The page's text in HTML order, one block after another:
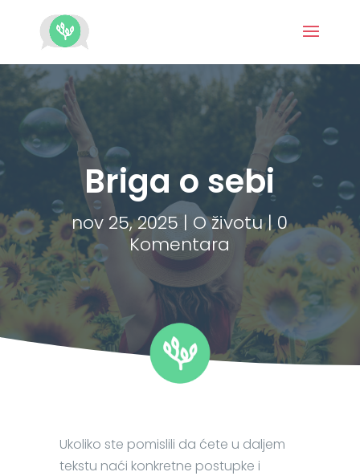
Briga o sebi
nov 25, 2025 | O životu|0
Komentara
Ukoliko ste pomislili da ćete u daljem
tekstu naći konkretne postupke i